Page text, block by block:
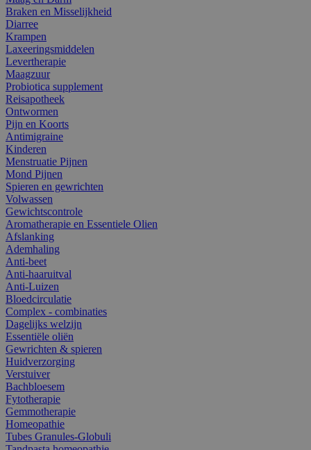
Braken en Misselijkheid
Diarree
Krampen
Laxeeringsmiddelen
Levertherapie
Maagzuur
Probiotica supplement
Reisapotheek
Ontwormen
Pijn en Koorts
Antimigraine
Kinderen
Menstruatie Pijnen
Mond Pijnen
Spieren en gewrichten
Volwassen
Gewichtscontrole
Aromatherapie en Essentiele Olien
Afslanking
Ademhaling
Anti-beet
Anti-haaruitval
Anti-Luizen
Bloedcirculatie
Complex - combinaties
Dagelijks welzijn
Essentiële oliën
Gewrichten & spieren
Huidverzorging
Verstuiver
Bachbloesem
Fytotherapie
Gemmotherapie
Homeopathie
Tubes Granules-Globuli